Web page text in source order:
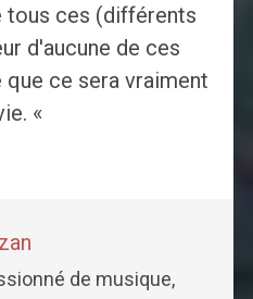
tous ces (différents
d'aucune de ces
que ce sera vraiment
«
de musique,